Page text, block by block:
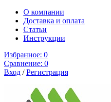
О компании
Доставка и оплата
Cтатьи
Инструкции
Избранное: 0
Сравнение: 0
Вход /Регистрация